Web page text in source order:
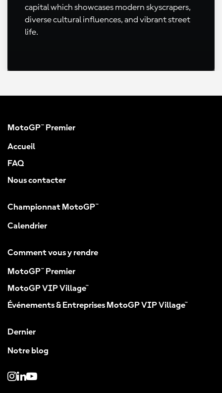
capital which showcases modern skyscrapers,
diverse cultural influences, and vibrant street
life.
MotoGP™ Premier
Accueil
FAQ
Nous contacter
Championnat MotoGP™
Calendrier
Comment vous y rendre
MotoGP™ Premier
MotoGP VIP Village™
Événements & Entreprises MotoGP VIP Village™
Dernier
Notre blog